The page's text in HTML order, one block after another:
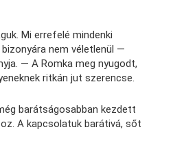
Mi errefelé mindenki
nem véletlenül —
— A Romka meg nyugodt,
ritkán jut szerencse.
barátságosabban kezdett
A kapcsolatuk barátivá, sőt